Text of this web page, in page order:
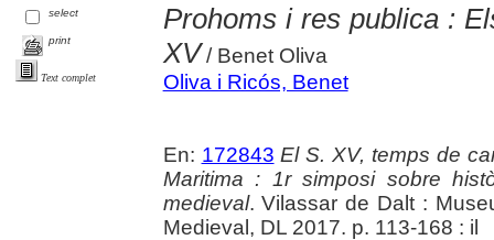
select
print
Text complet
Prohoms i res publica :
XV/ Benet Oliva
Oliva i Ricós, Benet
En: 172843 El S. XV, temps de
Maritima : 1r simposi sobre
medieval. Vilassar de Dalt :
Medieval, DL 2017. p. 113-168 : il